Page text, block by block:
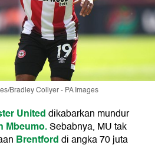
Bradley Collyer - PA Images
Uniteddikabarkan mundur
Mbeumo.Sebabnya, MU tak
Brentforddi angka 70 juta